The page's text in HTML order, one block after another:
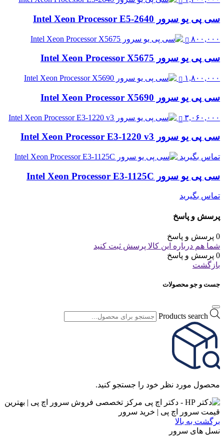
سی پی یو سرور Intel Xeon Processor E5-2640
۸۰۰,۰۰۰
سی پی یو سرور Intel Xeon Processor X5675
۱,۸۰۰,۰۰۰
سی پی یو سرور Intel Xeon Processor X5690
۳,۰۶۰,۰۰۰
سی پی یو سرور Intel Xeon Processor E3-1220 v3
تماس بگیرید
سی پی یو سرور Intel Xeon Processor E3-1125C
تماس بگیرید
پرسش و پاسخ
0 پرسش و پاسخ
شما هم درباره این کالا پرسش ثبت کنید
0 پرسش و پاسخ
بازگشت
جست و جو محصولات
Products search
محصول مورد نظر خود را جستجو کنید.
برگشت به بالا
نسل های سرور